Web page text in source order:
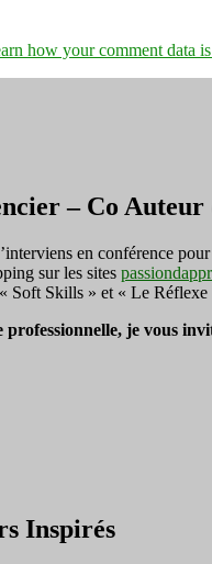
how your comment data is
– Co
en conférence
sur les sites
Soft Skills » et « Le
je vous
Inspirés